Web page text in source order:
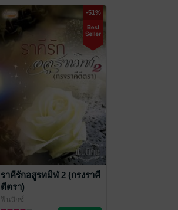
-51%
ราคีรักอสูรทมิฬ 2 (กรงราคี
ตีตรา)
ฟินนิกซ์